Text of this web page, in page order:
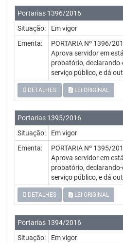
Portarias 1396/2016
Situação:
Em vigor
Ementa:
PORTARIA Nº 1396/
Aprova servidor em
probatório,
serviço público, e dá
DETALHES LEI ORIGINAL
Portarias 1395/2016
Situação:
Em vigor
Ementa:
PORTARIA Nº 1395/
Aprova servidor em
probatório,
serviço público, e dá
DETALHES LEI ORIGINAL
Portarias 1394/2016
Situação:
Em vigor